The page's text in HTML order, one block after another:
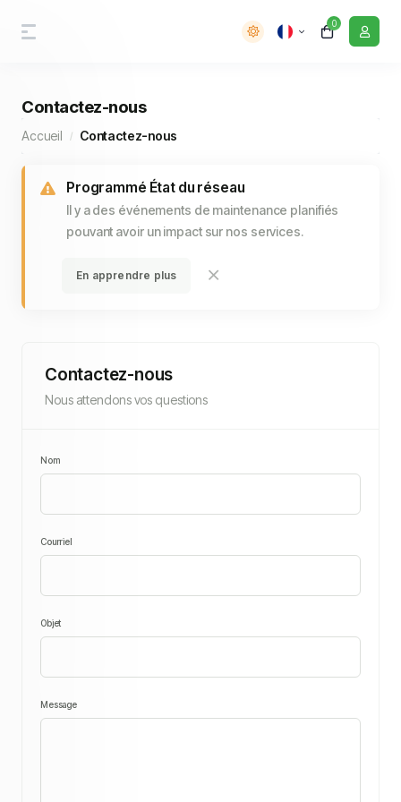
0
Contactez-nous
Accueil Contactez-nous
Programmé État du réseau
Il y a des événements de maintenance planifiés
pouvant avoir un impact sur nos services.
En apprendre plus
Contactez-nous
Nous attendons vos questions
Nom
Courriel
Objet
Message